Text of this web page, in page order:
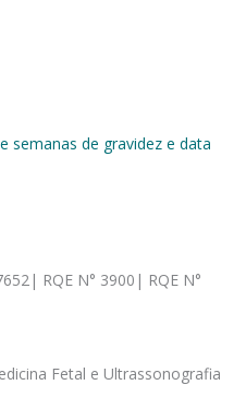
semanas de gravidez e data
RQE N° 3900| RQE N°
Fetal e Ultrassonografia